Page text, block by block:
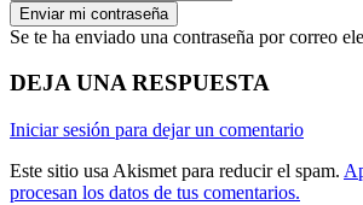
Se te ha enviado una contraseña por correo
DEJA UNA RESPUESTA
Iniciar sesión para dejar un comentario
Este sitio usa Akismet para reducir el spam.
procesan los datos de tus comentarios.